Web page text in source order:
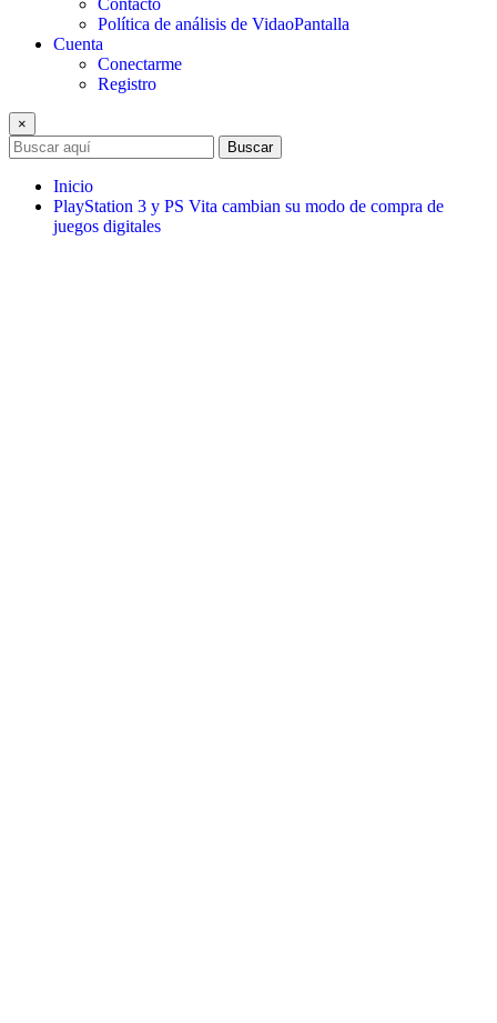
Contacto
Política de análisis de VidaoPantalla
Cuenta
Conectarme
Registro
×
Buscar
Inicio
PlayStation 3 y PS Vita cambian su modo de compra de
juegos digitales